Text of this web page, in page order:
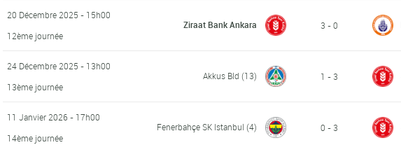
20 Décembre 2025 - 15h00
12ème journée
Ziraat Bank Ankara 3 - 0
24 Décembre 2025 - 13h00
13ème journée
Akkus Bld (13) 1 - 3
11 Janvier 2026 - 17h00
14ème journée
Fenerbahçe SK Istanbul (4) 0 - 3